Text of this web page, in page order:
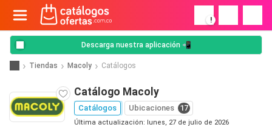
!
Descarga nuestra aplicación 📲
Tiendas Macoly Catálogos
Catálogo Macoly
Catálogos Ubicaciones 17
Última actualización: lunes, 27 de julio de 2026